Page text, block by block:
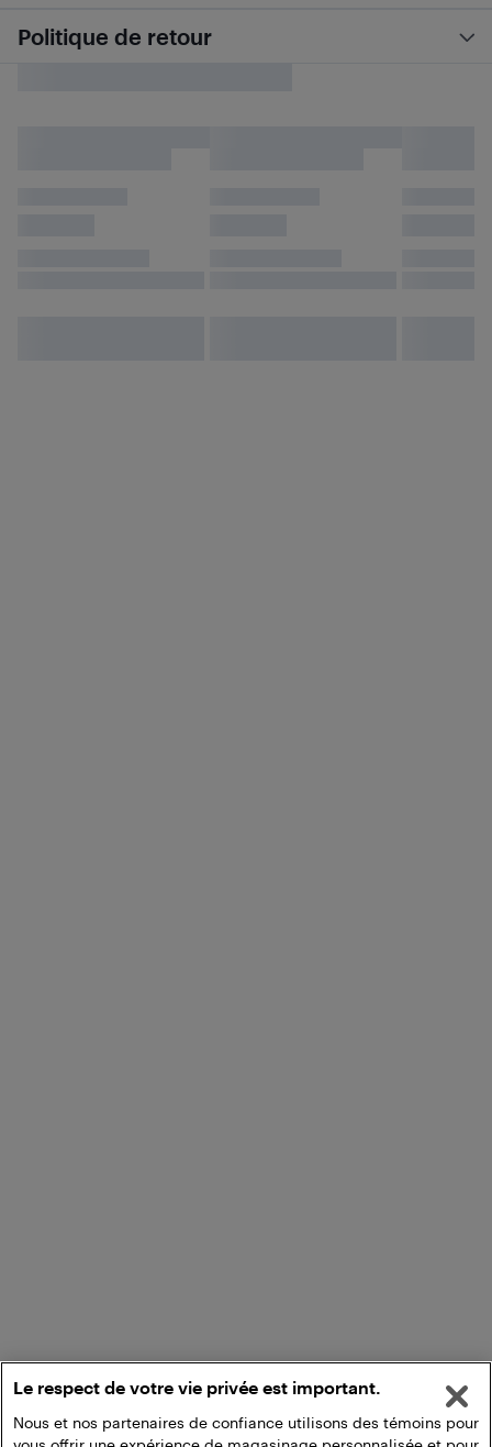
Politique de retour
Le respect de votre vie privée est important.
Nous et nos partenaires de confiance utilisons des témoins pour